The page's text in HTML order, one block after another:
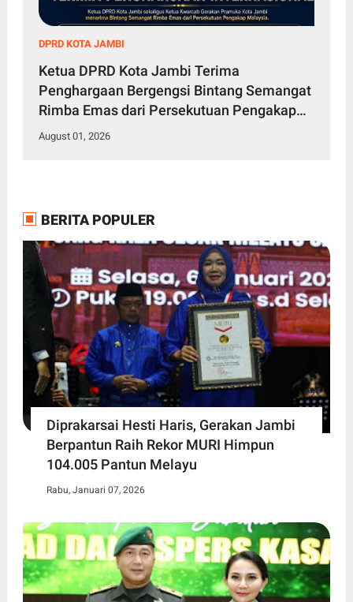
DPRD KOTA JAMBI
Ketua DPRD Kota Jambi Terima
Penghargaan Bergengsi Bintang Semangat
Rimba Emas dari Persekutuan Pengakap
Malaysia
August 01, 2026
BERITA POPULER
Diprakarsai Hesti Haris, Gerakan Jambi
Berpantun Raih Rekor MURI Himpun
104.005 Pantun Melayu
Rabu, Januari 07, 2026